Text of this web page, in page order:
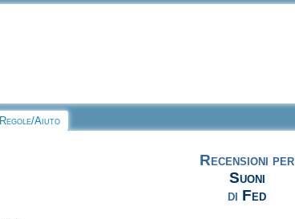
Regole/Aiuto
Recensioni per
Suoni
di Fed